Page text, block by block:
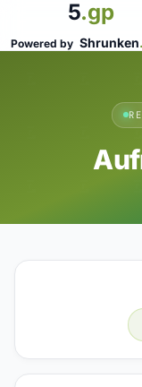
5.gp
Powered by Shrunken